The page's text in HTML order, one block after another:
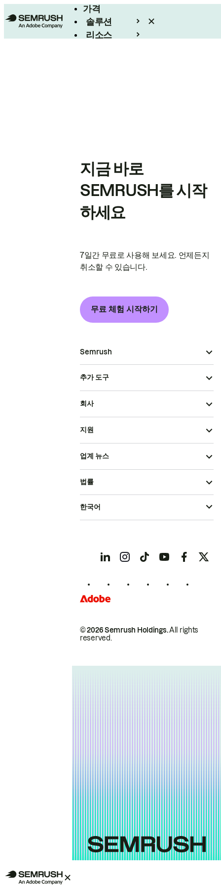
가격
솔루션
리소스
지금 바로
SEMRUSH를 시작
하세요
7일간 무료로 사용해 보세요. 언제든지
취소할 수 있습니다.
무료 체험 시작하기
Semrush
추가 도구
회사
지원
업계 뉴스
© 2026 Semrush Holdings.All rights
reserved.
법률
한국어